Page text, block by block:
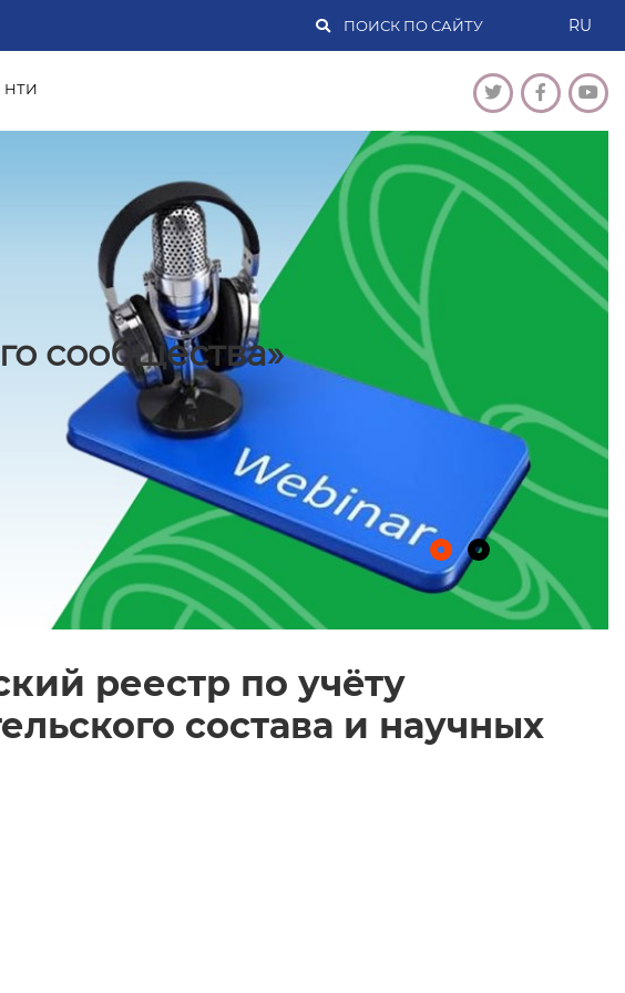
RU
НТИ
сообщества»
реестр по учёту
состава и научных